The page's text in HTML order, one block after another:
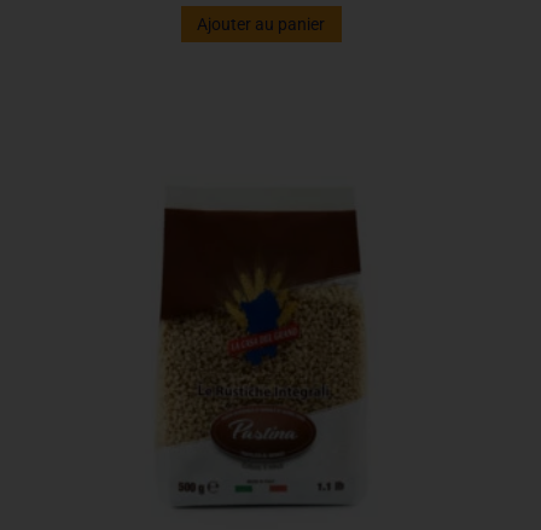
Ajouter au panier